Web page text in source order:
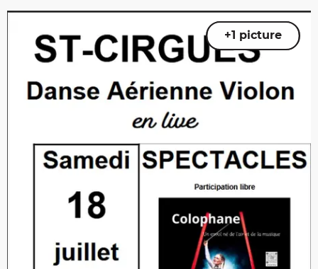
+1 picture